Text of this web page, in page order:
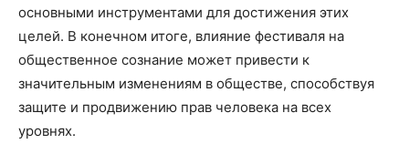
основными инструментами для достижения этих
целей. В конечном итоге, влияние фестиваля на
общественное сознание может привести к
значительным изменениям в обществе, способствуя
защите и продвижению прав человека на всех
уровнях.